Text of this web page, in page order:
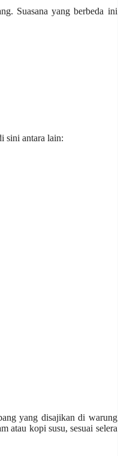
Suasana yang berbeda ini
sini antara lain:
yang disajikan di warung
atau kopi susu, sesuai selera